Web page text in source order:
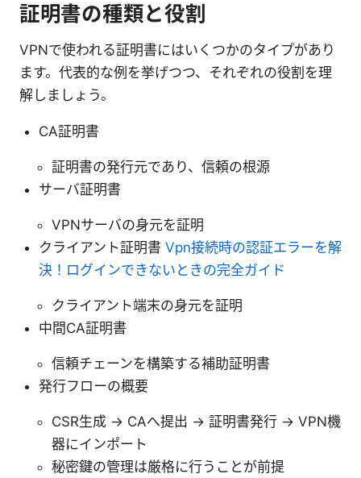
証明書の種類と役割
VPNで使われる証明書にはいくつかのタイプがあり
ます。代表的な例を挙げつつ、それぞれの役割を理
解しましょう。
CA証明書
証明書の発行元であり、信頼の根源
サーバ証明書
VPNサーバの身元を証明
クライアント証明書 Vpn接続時の認証エラーを解
決！ログインできないときの完全ガイド
クライアント端末の身元を証明
中間CA証明書
信頼チェーンを構築する補助証明書
発行フローの概要
CSR生成 → CAへ提出 → 証明書発行 → VPN機
器にインポート
秘密鍵の管理は厳格に行うことが前提